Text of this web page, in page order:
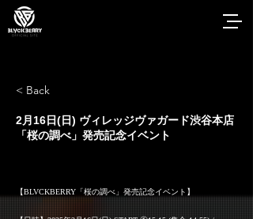
< Back
2月16日(日) ヴィレッジヴァガード渋谷本店
「桜の調べ」発売記念イベント
【BLVCKBERRY「桜の調べ」発売記念イベント】